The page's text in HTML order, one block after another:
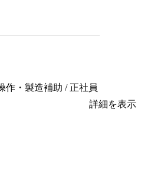
作・製造補助 / 正社員
詳細を表示